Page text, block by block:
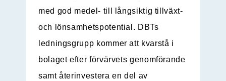
med god medel- till långsiktig tillväxt-
och lönsamhetspotential. DBTs
ledningsgrupp kommer att kvarstå i
bolaget efter förvärvets genomförande
samt återinvestera en del av